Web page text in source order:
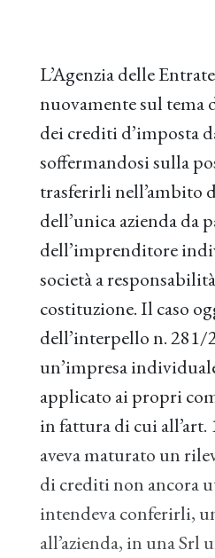
L’Agenzia delle
nuovamente sul tema
dei crediti d’imposta
soffermandosi sulla
trasferirli nell’ambito
dell’unica azienda da
dell’imprenditore
società a
costituzione. Il caso
dell’interpello n. 281/
un’impresa
applicato ai propri
in fattura di cui
aveva maturato un
di crediti non ancora
intendeva conferirli,
all’azienda, in una Srl